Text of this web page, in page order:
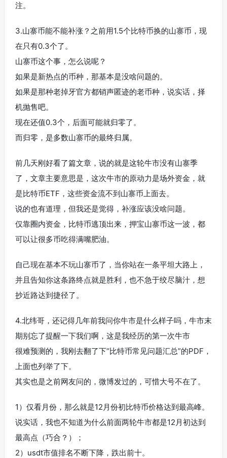
注。
3.山寨币能不能补涨？之前用1.5个比特币换的山寨币，现
在只有0.3个了。
山寨币这个事，怎么说呢？
如果是新热点的币种，那基本是没啥问题的。
如果是那种老掉牙官方都销声匿迹的老币种，说实话，择
机抛售吧。
现在还值0.3个，后面可能就归零了。
而归零，是多数山寨币的最终归属。
前几天刚好看了篇文章，说的就是这轮牛市没有山寨季
了，文章主要意思是，这次牛市的原动力是场外资金，就
是比特币ETF，这些资金流不到山寨币上面去。
说的也有道理，但我还是觉得，补涨应该没啥问题。
仅靠圈内资金，比特币逃顶出来，押宝山寨币这一波，都
可以让很多币吃得满嘴肥油。
自己现在基本不玩山寨币了，当你站在一条平坦大路上，
并且告知你这条路终点就是胜利，也不急于绞尽脑汁，想
抄近路达到捷径了。
4.北纬哥，还记得几年前我问你牛市是什么样子吗，牛市末
期别忘了提醒一下我们啊，这是我经历的第一次牛市
很难预测的，我刚去翻了下“比特币常见问题汇总”的PDF，
上面也列举了下。
其实也是之前网友问的，微博发过的，可惜大号不在了。
1）仅看月份，那么就是12月份初比特币价格达到最高峰。
说实话，我也不知道为什么前面两轮牛市都是12月初达到
最高点（巧合？）；
2）usdt市值排名不断下降，跌出前十。